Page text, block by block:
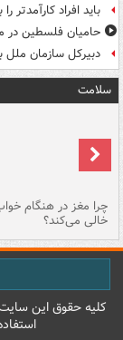
باید افراد کارآمدتر
حامیان فلسطین در
دبیرکل سازمان
سلامت
چرا مغز در هنگام
خالی می‌کند؟
کليه حقوق اين